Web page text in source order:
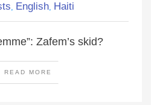
, English, Haiti
Zafem’s skid?
READ MORE